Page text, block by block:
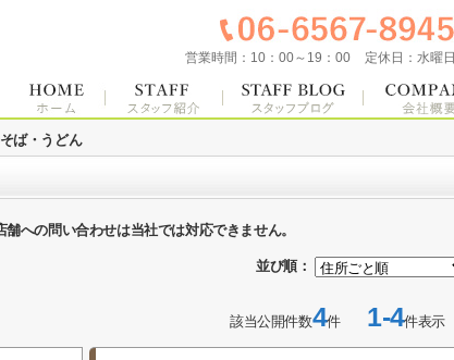
営業時間： 10：00～19：00 定休日： 水曜日
ば・うどん
への問い合わせは当社では対応できません。
並び順：
該当公開件数4件1-4件表示